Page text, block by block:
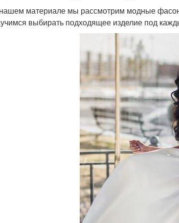
материале мы рассмотрим модные
выбирать подходящее изделие под